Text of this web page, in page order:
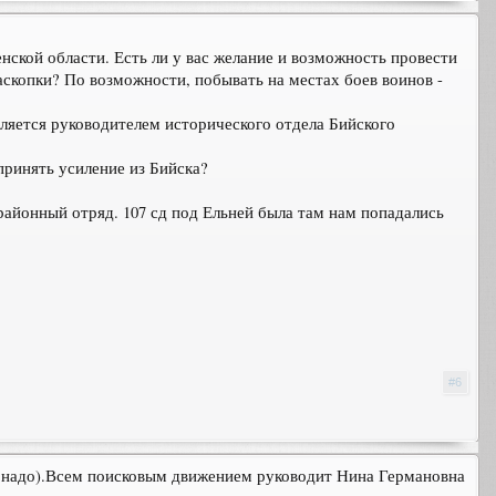
области. Есть ли у вас желание и возможность провести
По возможности, побывать на местах боев воинов -
руководителем исторического отдела Бийского
усиление из Бийска?
отряд. 107 сд под Ельней была там нам попадались
#6
поисковым движением руководит Нина Германовна